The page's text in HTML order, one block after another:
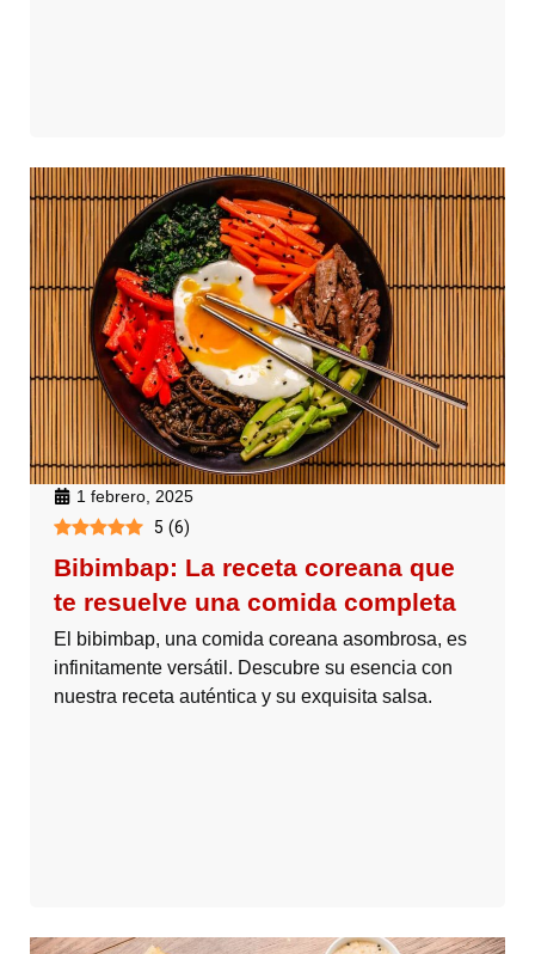
1 febrero, 2025
5 (6)
Bibimbap: La receta coreana que
te resuelve una comida completa
El bibimbap, una comida coreana asombrosa, es
infinitamente versátil. Descubre su esencia con
nuestra receta auténtica y su exquisita salsa.